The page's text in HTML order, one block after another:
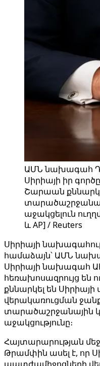
ԱՄՆ նախագահ
Սիրիայի իր
Շարաան
աջակցելուն
և AP] / Reuters
Սիրիայի
համաձայն՝ ԱՄՆ
Սիրիայի նախագահ
հեռախոսազրույց են
քննարկել են
վերակառուցման
տարածաշրջանային
աջակցությունը։
Հայտարարության
Թրամփին ասել է, որ